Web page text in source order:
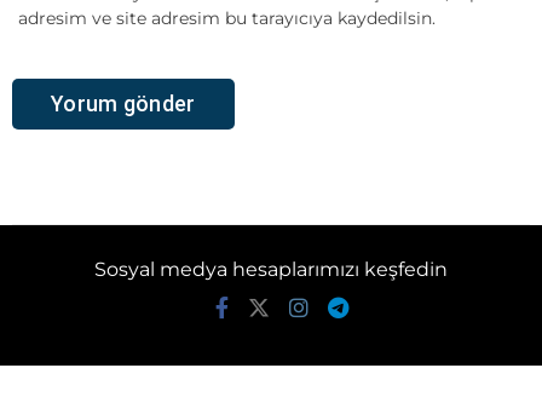
adresim ve site adresim bu tarayıcıya kaydedilsin.
Sosyal medya hesaplarımızı keşfedin